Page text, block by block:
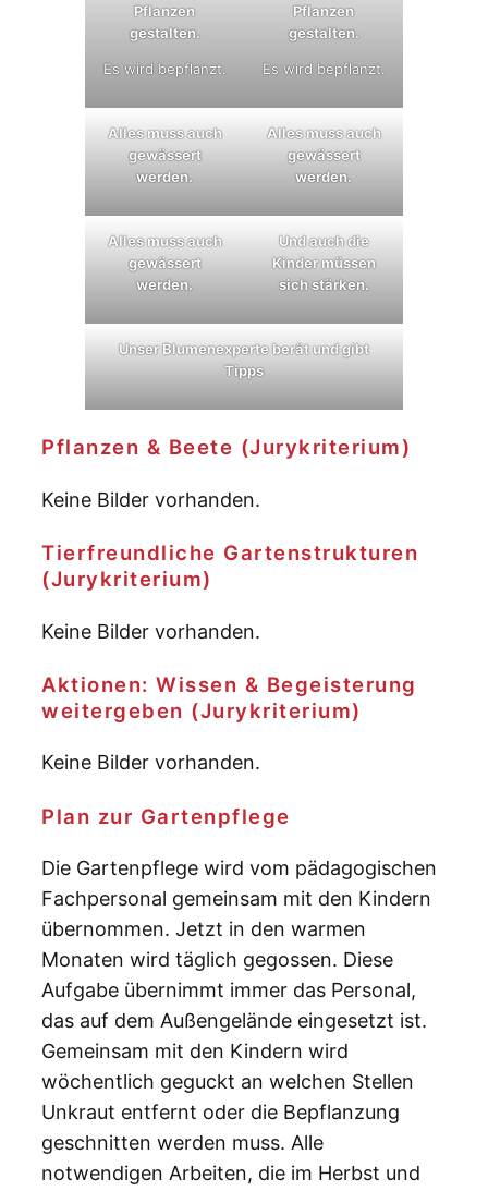
Pflanzen
gestalten.
Es wird bepflanzt.
Pflanzen
gestalten.
Es wird bepflanzt.
Alles muss auch
gewässert
werden.
Alles muss auch
gewässert
werden.
Alles muss auch
gewässert
werden.
Und auch die
Kinder müssen
sich stärken.
Unser Blumenexperte berät und gibt
Tipps
Pflanzen & Beete (Jurykriterium)
Keine Bilder vorhanden.
Tierfreundliche Gartenstrukturen
(Jurykriterium)
Keine Bilder vorhanden.
Aktionen: Wissen & Begeisterung
weitergeben (Jurykriterium)
Keine Bilder vorhanden.
Plan zur Gartenpflege
Die Gartenpflege wird vom pädagogischen
Fachpersonal gemeinsam mit den Kindern
übernommen. Jetzt in den warmen
Monaten wird täglich gegossen. Diese
Aufgabe übernimmt immer das Personal,
das auf dem Außengelände eingesetzt ist.
Gemeinsam mit den Kindern wird
wöchentlich geguckt an welchen Stellen
Unkraut entfernt oder die Bepflanzung
geschnitten werden muss. Alle
notwendigen Arbeiten, die im Herbst und